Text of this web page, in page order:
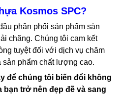
Kosmos SPC?
phân phối sản phẩm sàn
chăng. Chúng tôi cam kết
tuyệt đối với dịch vụ chăm
sản phẩm chất lượng cao.
để chúng tôi biến đổi không
bạn trở nên đẹp đẽ và sang